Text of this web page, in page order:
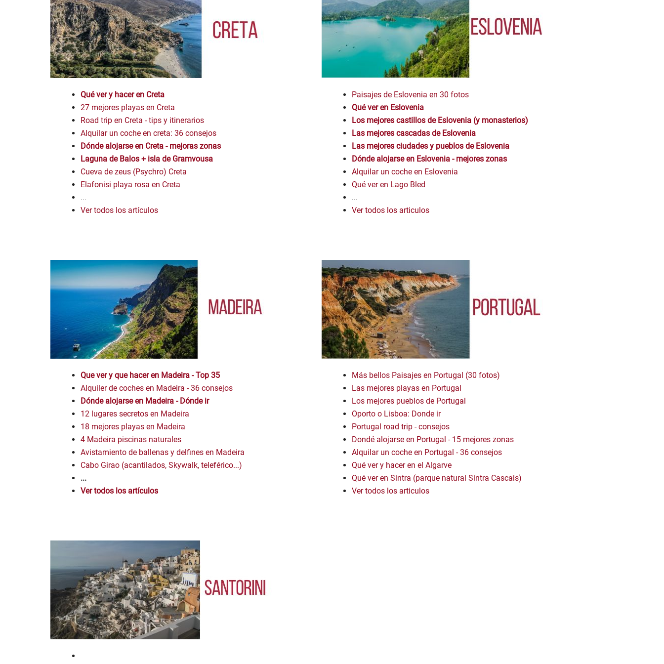
Qué ver y hacer en Creta
27 mejores playas en Creta
Road trip en Creta - tips y itinerarios
Alquilar un coche en creta: 36 consejos
Dónde alojarse en Creta - mejoras zonas
Laguna de Balos + isla de Gramvousa
Cueva de zeus (Psychro) Creta
Elafonisi playa rosa en Creta
...
Ver todos los artículos
Paisajes de Eslovenia en 30 fotos
Qué ver en Eslovenia
Los mejores castillos de Eslovenia (y monasterios)
Las mejores cascadas de Eslovenia
Las mejores ciudades y pueblos de Eslovenia
Dónde alojarse en Eslovenia - mejores zonas
Alquilar un coche en Eslovenia
Qué ver en Lago Bled
...
Ver todos los articulos
Que ver y que hacer en Madeira - Top 35
Alquiler de coches en Madeira - 36 consejos
Dónde alojarse en Madeira - Dónde ir
12 lugares secretos en Madeira
18 mejores playas en Madeira
4 Madeira piscinas naturales
Avistamiento de ballenas y delfines en Madeira
Cabo Girao (acantilados, Skywalk, teleférico...)
...
Ver todos los artículos
Más bellos Paisajes en Portugal (30 fotos)
Las mejores playas en Portugal
Los mejores pueblos de Portugal
Oporto o Lisboa: Donde ir
Portugal road trip - consejos
Dondé alojarse en Portugal - 15 mejores zonas
Alquilar un coche en Portugal - 36 consejos
Qué ver y hacer en el Algarve
Qué ver en Sintra (parque natural Sintra Cascais)
Ver todos los articulos